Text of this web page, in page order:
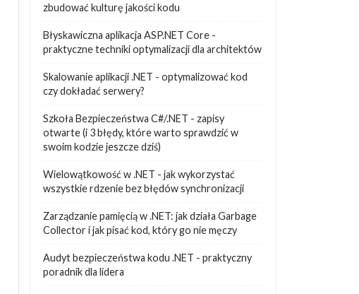
zbudować kulturę jakości kodu
Błyskawiczna aplikacja ASP.NET Core -
praktyczne techniki optymalizacji dla architektów
Skalowanie aplikacji .NET - optymalizować kod
czy dokładać serwery?
Szkoła Bezpieczeństwa C#/.NET - zapisy
otwarte (i 3 błędy, które warto sprawdzić w
swoim kodzie jeszcze dziś)
Wielowątkowość w .NET - jak wykorzystać
wszystkie rdzenie bez błędów synchronizacji
Zarządzanie pamięcią w .NET: jak działa Garbage
Collector i jak pisać kod, który go nie męczy
Audyt bezpieczeństwa kodu .NET - praktyczny
poradnik dla lidera